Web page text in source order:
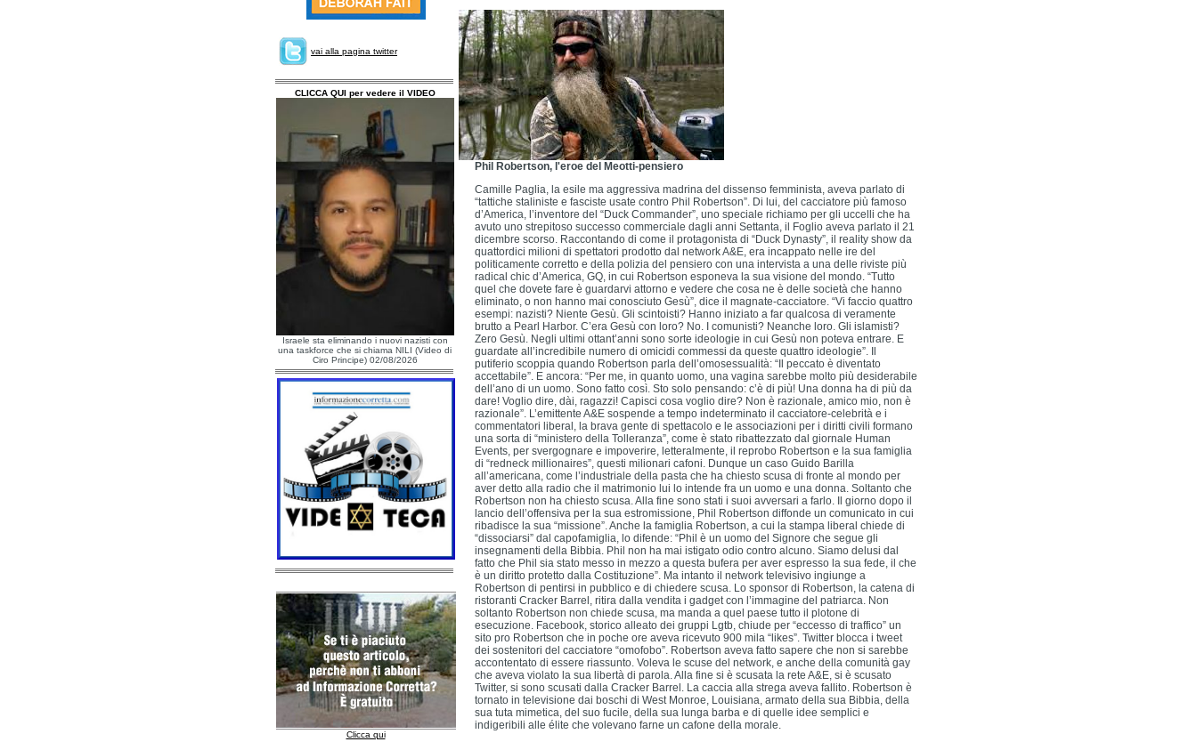
vai alla pagina twitter
CLICCA QUI per vedere il VIDEO
Israele sta eliminando i nuovi nazisti con
una taskforce che si chiama NILI (Video di
Ciro Principe) 02/08/2026
Clicca qui
Phil Robertson, l'eroe del Meotti-pensiero
Camille Paglia, la esile ma aggressiva madrina del dissenso femminista, aveva parlato di
“tattiche staliniste e fasciste usate contro Phil Robertson”. Di lui, del cacciatore più famoso
d’America, l’inventore del “Duck Commander”, uno speciale richiamo per gli uccelli che ha
avuto uno strepitoso successo commerciale dagli anni Settanta, il Foglio aveva parlato il 21
dicembre scorso. Raccontando di come il protagonista di “Duck Dynasty”, il reality show da
quattordici milioni di spettatori prodotto dal network A&E, era incappato nelle ire del
politicamente corretto e della polizia del pensiero con una intervista a una delle riviste più
radical chic d’America, GQ, in cui Robertson esponeva la sua visione del mondo. “Tutto
quel che dovete fare è guardarvi attorno e vedere che cosa ne è delle società che hanno
eliminato, o non hanno mai conosciuto Gesù”, dice il magnate-cacciatore. “Vi faccio quattro
esempi: nazisti? Niente Gesù. Gli scintoisti? Hanno iniziato a far qualcosa di veramente
brutto a Pearl Harbor. C’era Gesù con loro? No. I comunisti? Neanche loro. Gli islamisti?
Zero Gesù. Negli ultimi ottant’anni sono sorte ideologie in cui Gesù non poteva entrare. E
guardate all’incredibile numero di omicidi commessi da queste quattro ideologie”. Il
putiferio scoppia quando Robertson parla dell’omosessualità: “Il peccato è diventato
accettabile”. E ancora: “Per me, in quanto uomo, una vagina sarebbe molto più desiderabile
dell’ano di un uomo. Sono fatto così. Sto solo pensando: c’è di più! Una donna ha di più da
dare! Voglio dire, dài, ragazzi! Capisci cosa voglio dire? Non è razionale, amico mio, non è
razionale”. L’emittente A&E sospende a tempo indeterminato il cacciatore-celebrità e i
commentatori liberal, la brava gente di spettacolo e le associazioni per i diritti civili formano
una sorta di “ministero della Tolleranza”, come è stato ribattezzato dal giornale Human
Events, per svergognare e impoverire, letteralmente, il reprobo Robertson e la sua famiglia
di “redneck millionaires”, questi milionari cafoni. Dunque un caso Guido Barilla
all’americana, come l’industriale della pasta che ha chiesto scusa di fronte al mondo per
aver detto alla radio che il matrimonio lui lo intende fra un uomo e una donna. Soltanto che
Robertson non ha chiesto scusa. Alla fine sono stati i suoi avversari a farlo. Il giorno dopo il
lancio dell’offensiva per la sua estromissione, Phil Robertson diffonde un comunicato in cui
ribadisce la sua “missione”. Anche la famiglia Robertson, a cui la stampa liberal chiede di
“dissociarsi” dal capofamiglia, lo difende: “Phil è un uomo del Signore che segue gli
insegnamenti della Bibbia. Phil non ha mai istigato odio contro alcuno. Siamo delusi dal
fatto che Phil sia stato messo in mezzo a questa bufera per aver espresso la sua fede, il che
è un diritto protetto dalla Costituzione”. Ma intanto il network televisivo ingiunge a
Robertson di pentirsi in pubblico e di chiedere scusa. Lo sponsor di Robertson, la catena di
ristoranti Cracker Barrel, ritira dalla vendita i gadget con l’immagine del patriarca. Non
soltanto Robertson non chiede scusa, ma manda a quel paese tutto il plotone di
esecuzione. Facebook, storico alleato dei gruppi Lgtb, chiude per “eccesso di traffico” un
sito pro Robertson che in poche ore aveva ricevuto 900 mila “likes”. Twitter blocca i tweet
dei sostenitori del cacciatore “omofobo”. Robertson aveva fatto sapere che non si sarebbe
accontentato di essere riassunto. Voleva le scuse del network, e anche della comunità gay
che aveva violato la sua libertà di parola. Alla fine si è scusata la rete A&E, si è scusato
Twitter, si sono scusati dalla Cracker Barrel. La caccia alla strega aveva fallito. Robertson è
tornato in televisione dai boschi di West Monroe, Louisiana, armato della sua Bibbia, della
sua tuta mimetica, del suo fucile, della sua lunga barba e di quelle idee semplici e
indigeribili alle élite che volevano farne un cafone della morale.